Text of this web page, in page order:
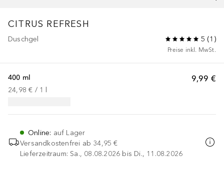
CITRUS REFRESH
Duschgel 5 (1 )
Preise inkl. MwSt.
9,99 €
400 ml
24,98 € / 1
Online: auf Lager
Versandkostenfrei ab 34,95 €
Lieferzeitraum: Sa., 08.08.2026 bis Di., 11.08.2026